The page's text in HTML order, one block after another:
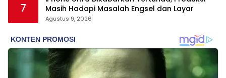
7
Masih Hadapi Masalah Engsel dan Layar
Agustus 9, 2026